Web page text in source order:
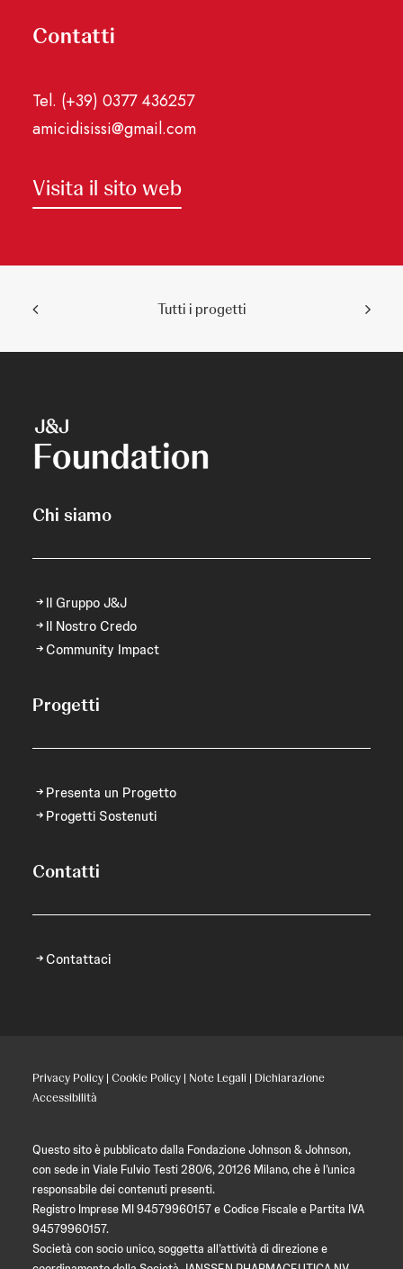
Contatti
Tel. (+39) 0377 436257
amicidisissi@gmail.com
Visita il sito web
Tutti i progetti
Chi siamo
Il Gruppo J&J
Il Nostro Credo
Community Impact
Progetti
Presenta un Progetto
Progetti Sostenuti
Contatti
Contattaci
Privacy Policy | Cookie Policy | Note Legali | Dichiarazione
Accessibilità
Questo sito è pubblicato dalla Fondazione Johnson & Johnson,
con sede in Viale Fulvio Testi 280/6, 20126 Milano, che è l’unica
responsabile dei contenuti presenti.
Registro Imprese MI 94579960157 e Codice Fiscale e Partita IVA
94579960157.
Società con socio unico, soggetta all’attività di direzione e